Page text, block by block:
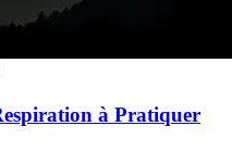
à Pratiquer